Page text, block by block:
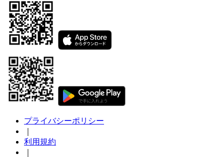
プライバシーポリシー
利用規約